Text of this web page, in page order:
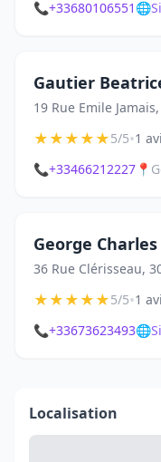
📞+33680106551 🌐
Gautier
19 Rue Emile
★★★★★5/5•1
📞+33466212227 📍
George Charles
36 Rue Clérisseau,
★★★★★5/5•1
📞+33673623493🌐
Localisation